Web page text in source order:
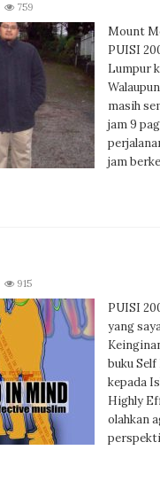
759
Mount
PUISI
Lumpur
masih
jam 9
jam
915
PUISI
yang
buku
kepada
Highly
olahkan